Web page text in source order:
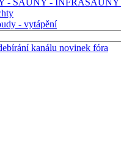
- SAUNY -
- vytápění